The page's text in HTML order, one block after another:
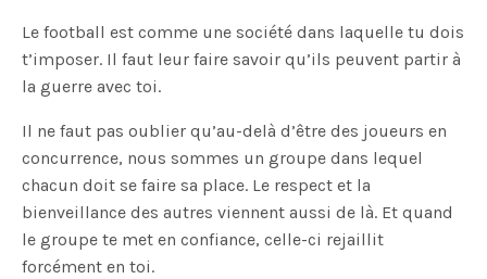
Le football est comme une société dans laquelle tu dois
t’imposer. Il faut leur faire savoir qu’ils peuvent partir à
la guerre avec toi.
Il ne faut pas oublier qu’au-delà d’être des joueurs en
concurrence, nous sommes un groupe dans lequel
chacun doit se faire sa place. Le respect et la
bienveillance des autres viennent aussi de là. Et quand
le groupe te met en confiance, celle-ci rejaillit
forcément en toi.